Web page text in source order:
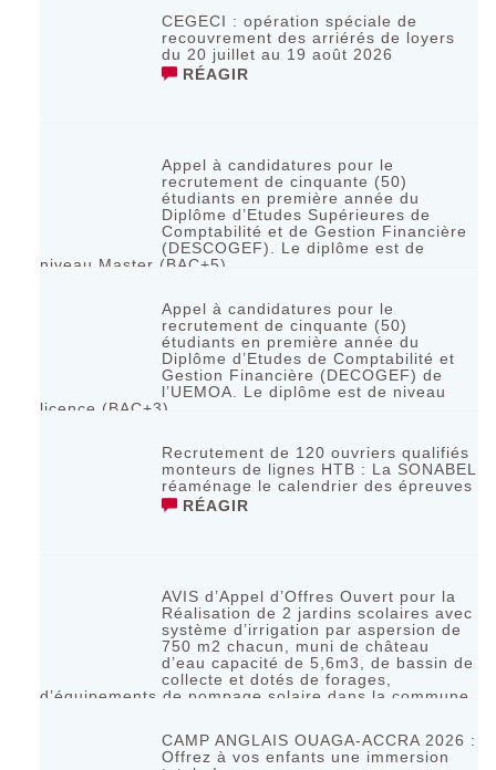
CEGECI : opération spéciale de
recouvrement des arriérés de loyers
du 20 juillet au 19 août 2026
RÉAGIR
Appel à candidatures pour le
recrutement de cinquante (50)
étudiants en première année du
Diplôme d’Etudes Supérieures de
Comptabilité et de Gestion Financière
(DESCOGEF). Le diplôme est de
niveau Master (BAC+5)
Appel à candidatures pour le
recrutement de cinquante (50)
étudiants en première année du
Diplôme d’Etudes de Comptabilité et
Gestion Financière (DECOGEF) de
l’UEMOA. Le diplôme est de niveau
licence (BAC+3)
Recrutement de 120 ouvriers qualifiés
monteurs de lignes HTB : La SONABEL
réaménage le calendrier des épreuves
RÉAGIR
AVIS d’Appel d’Offres Ouvert pour la
Réalisation de 2 jardins scolaires avec
système d’irrigation par aspersion de
750 m2 chacun, muni de château
d’eau capacité de 5,6m3, de bassin de
collecte et dotés de forages,
d’équipements de pompage solaire dans la commune
CAMP ANGLAIS OUAGA-ACCRA 2026 :
Offrez à vos enfants une immersion